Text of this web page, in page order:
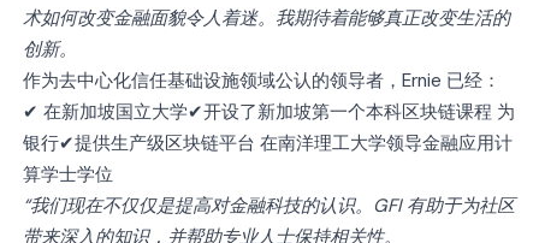
术如何改变金融面貌令人着迷。我期待着能够真正改变生活的
创新。
作为去中心化信任基础设施领域公认的领导者，Ernie 已经：
✔ 在新加坡国立大学✔开设了新加坡第一个本科区块链课程 为
银行✔提供生产级区块链平台 在南洋理工大学领导金融应用计
算学士学位
“我们现在不仅仅是提高对金融科技的认识。GFI 有助于为社区
带来深入的知识，并帮助专业人士保持相关性。